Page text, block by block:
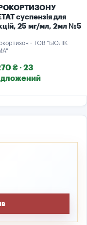
суспензія для
25 мг/мл, 2мл №5
· ТОВ "БІОЛІК
₴ · 23